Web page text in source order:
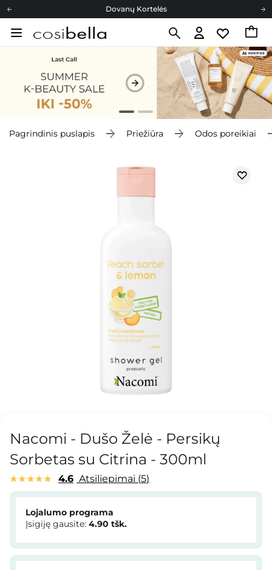
Dovanų Kortelės
Cosibella lojalumo programa
Dovanų Kortelės
Pagrindinis puslapis Priežiūra Odos poreikiai
Nacomi - Dušo Želė - Persikų
Sorbetas su Citrina - 300ml
4.6 Atsiliepimai 5
Lojalumo programa
Įsigiję gausite: 4.90 tšk.